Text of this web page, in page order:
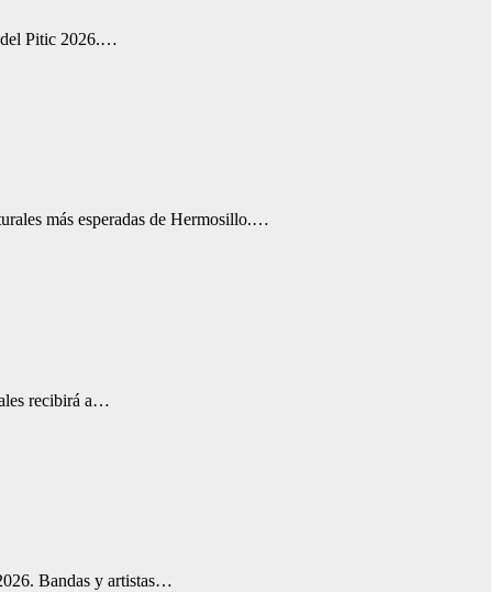
del Pitic 2026.…
más esperadas de Hermosillo.…
recibirá a…
Bandas y artistas…